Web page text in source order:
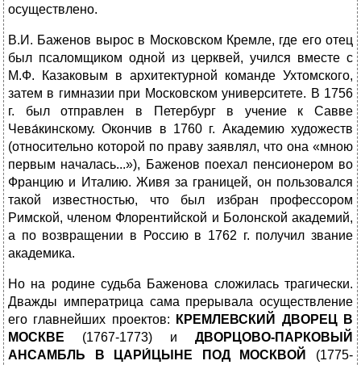
осуществлено.
В.И. Баженов вырос в Московском Кремле, где его отец
был псаломщиком одной из церквей, учился вместе с
М.Ф. Казаковым в архитектурной команде Ухтомского,
затем в гимназии при Московском университете. В 1756
г. был отправлен в Петербург в учение к Савве
Чева́кинскому. Окончив в 1760 г. Академию художеств
(относительно которой по праву заявлял, что она «мною
первым началась...»), Баженов поехал пенсионером во
Францию и Италию. Живя за границей, он пользовался
такой известностью, что был избран профессором
Римской, членом Флорентийской и Болонской академий,
а по возвращении в Россию в 1762 г. получил звание
академика.
Но на родине судьба Баженова сложилась трагически.
Дважды императрица сама прерывала осуществление
его главнейших проектов:
КРЕМЛЕВСКИЙ ДВОРЕЦ
В
МОСКВЕ (1767-1773) и ДВОРЦОВО-ПАРКОВЫЙ
АНСАМБЛЬ В ЦАРИ́ЦЫНЕ ПОД МОСКВОЙ
(1775-